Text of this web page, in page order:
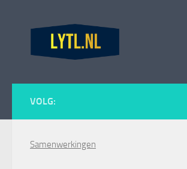
VOLG:
Samenwerkingen